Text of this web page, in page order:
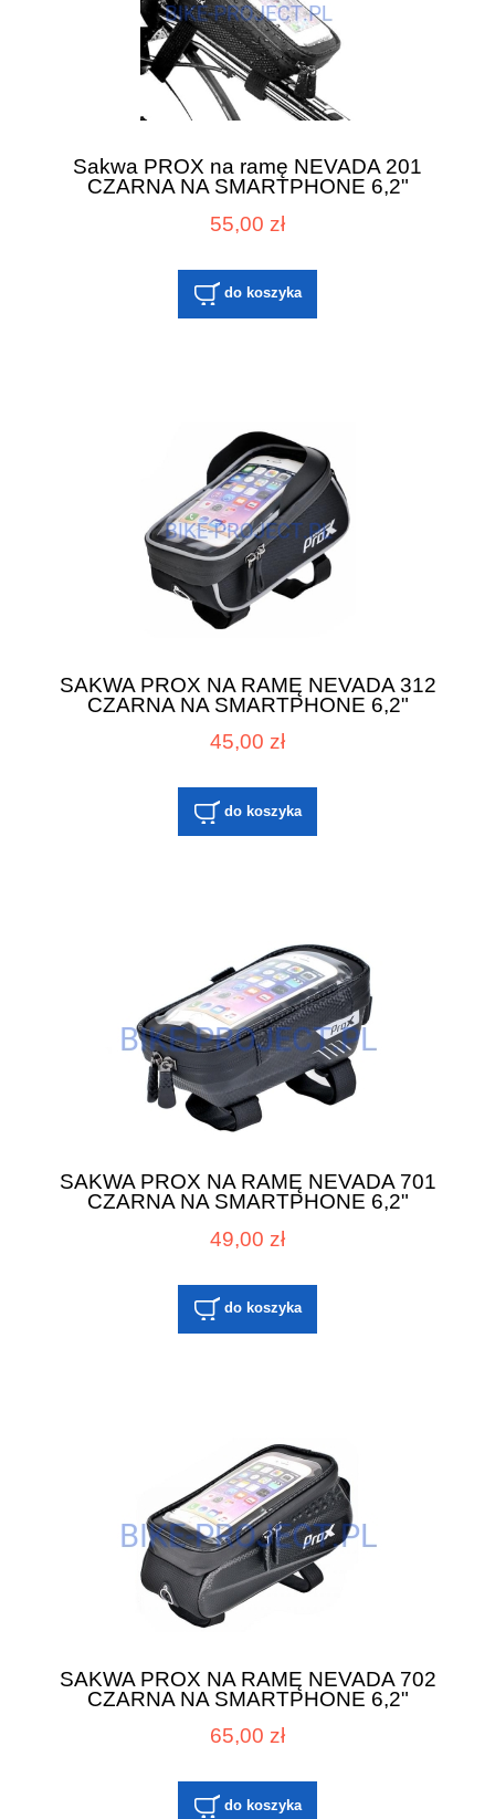
Sakwa PROX na ramę NEVADA 201
CZARNA NA SMARTPHONE 6,2"
55,00 zł
do koszyka
SAKWA PROX NA RAMĘ NEVADA 312
CZARNA NA SMARTPHONE 6,2"
45,00 zł
do koszyka
SAKWA PROX NA RAMĘ NEVADA 701
CZARNA NA SMARTPHONE 6,2"
49,00 zł
do koszyka
SAKWA PROX NA RAMĘ NEVADA 702
CZARNA NA SMARTPHONE 6,2"
65,00 zł
do koszyka